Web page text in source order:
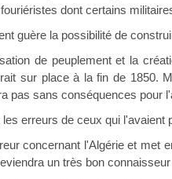
dont certains
la possibilité de
peuplement et la
sur place à la fin de 1850.
pas sans conséquences pour
erreurs de ceux qui l'avaient
l'Algérie et met en
un très bon